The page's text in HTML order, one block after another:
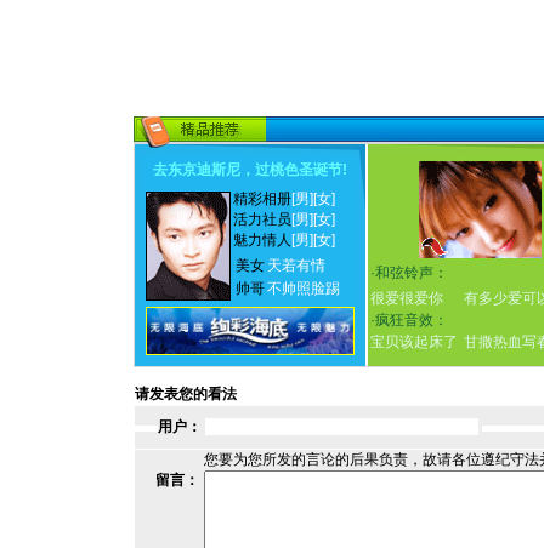
去东京迪斯尼，过桃色圣诞节!
精彩相册[男] [女]
活力社员 [男] [女]
魅力情人 [男] [女]
美女 天若有情
帅哥不帅照脸踢
·和弦铃声：
很爱很爱你
有多少爱可
·疯狂音效：
宝贝该起床了 甘撒热血写
请发表您的看法
用户：
您要为您所发的言论的后果负责，故请各位遵纪守
留言：